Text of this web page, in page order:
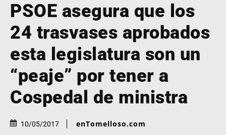
PSOE asegura que los
24 trasvases aprobados
esta legislatura son un
“peaje” por tener a
Cospedal de ministra
10/05/2017 enTomelloso.com